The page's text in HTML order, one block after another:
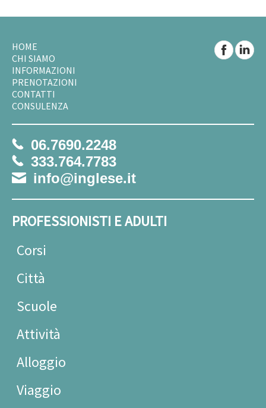
HOME
CHI SIAMO
INFORMAZIONI
PRENOTAZIONI
CONTATTI
CONSULENZA
06.7690.2248
333.764.7783
info@inglese.it
PROFESSIONISTI E ADULTI
Corsi
Città
Scuole
Attività
Alloggio
Viaggio